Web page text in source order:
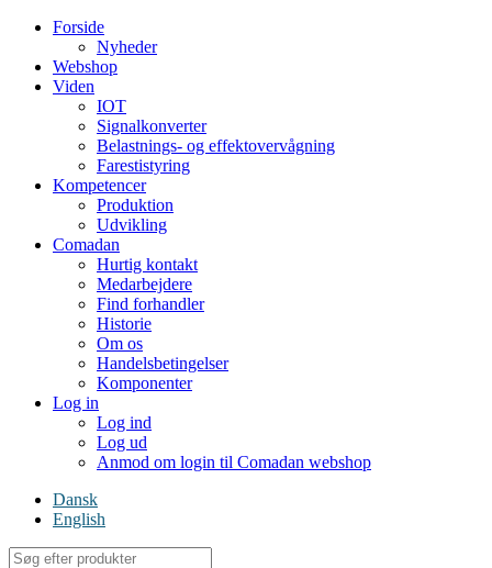
Forside
Nyheder
Webshop
Viden
IOT
Signalkonverter
Belastnings- og effektovervågning
Farestistyring
Kompetencer
Produktion
Udvikling
Comadan
Hurtig kontakt
Medarbejdere
Find forhandler
Historie
Om os
Handelsbetingelser
Komponenter
Log in
Log ind
Log ud
Anmod om login til Comadan webshop
Dansk
English
Products